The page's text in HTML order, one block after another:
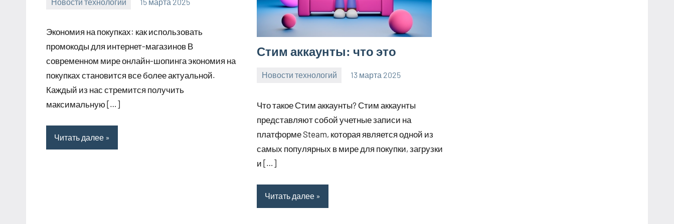
Экономия на покупках: как использовать
промокоды для интернет-магазинов В
современном мире онлайн-шопинга экономия на
покупках становится все более актуальной.
Каждый из нас стремится получить
максимальную […]
Читать далее
Стим аккаунты: что это
Новости технологий 13 марта 2025
Что такое Стим аккаунты? Стим аккаунты
представляют собой учетные записи на
платформе Steam, которая является одной из
самых популярных в мире для покупки, загрузки
и […]
Читать далее